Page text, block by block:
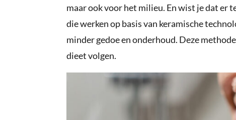
maar ook voor het milieu. En wist je dat
die werken op basis van keramische
minder gedoe en onderhoud. Deze
dieet volgen.